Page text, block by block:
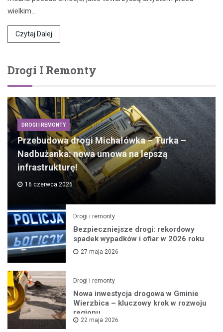
wielkim…
Czytaj Dalej
Drogi I Remonty
DROGI I REMONTY
Przebudowa drogi Michałówka – Turka –
Nadbużanka: nowa umowa na lepszą
infrastrukturę!
16 czerwca 2026
Drogi i remonty
Bezpieczniejsze drogi: rekordowy
spadek wypadków i ofiar w 2026 roku
27 maja 2026
Drogi i remonty
Nowa inwestycja drogowa w Gminie
Wierzbica – kluczowy krok w rozwoju
regionu
22 maja 2026